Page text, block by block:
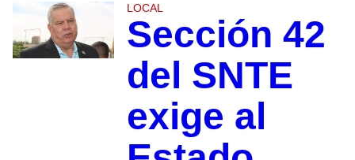
LOCAL
Sección 42
del SNTE
exige al